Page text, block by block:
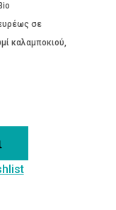
σε
καλαμποκιού,